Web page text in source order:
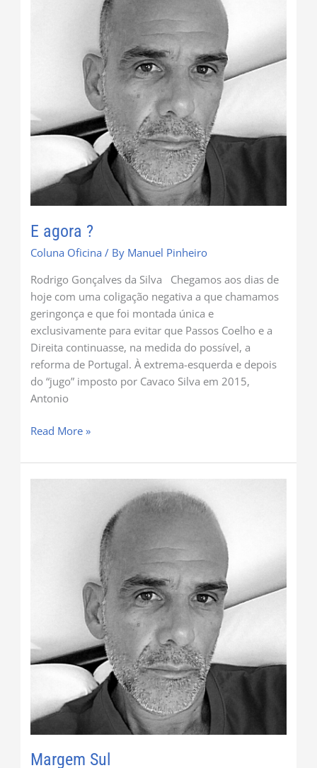
E agora ?
Coluna Oficina / By Manuel Pinheiro
Rodrigo Gonçalves da Silva Chegamos aos dias de
hoje com uma coligação negativa a que chamamos
geringonça e que foi montada única e
exclusivamente para evitar que Passos Coelho e a
Direita continuasse, na medida do possível, a
reforma de Portugal. À extrema-esquerda e depois
do “jugo” imposto por Cavaco Silva em 2015,
Antonio
Read More »
Margem Sul